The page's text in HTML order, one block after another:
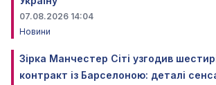
07.08.2026 14:04
Новини
Зірка Манчестер Сіті узгодив
контракт із Барселоною: деталі